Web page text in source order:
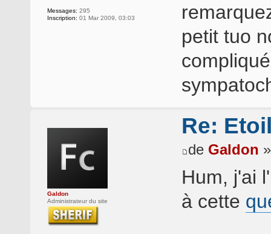
Messages: 295
Inscription: 01 Mar 2009, 03:03
petit tuo
Galdon
Administrateur du site
Re:
de Galdon
Hum, j'ai
à cette